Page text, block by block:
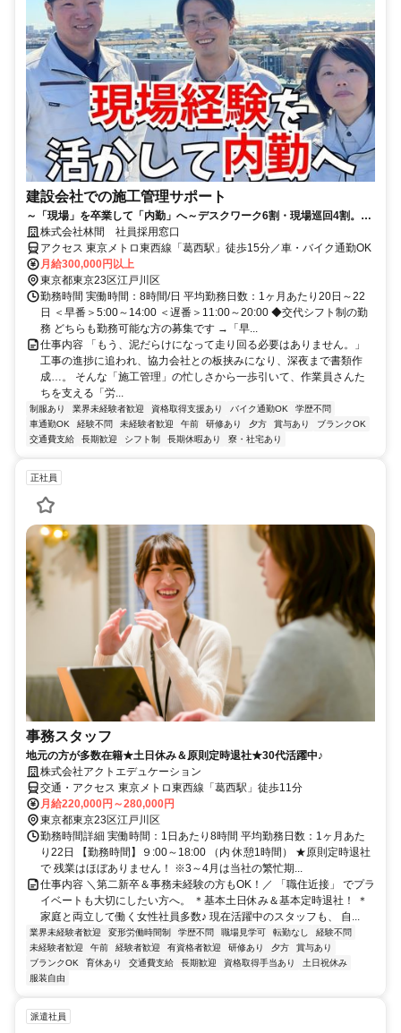
建設会社での施工管理サポート
～「現場」を卒業して「内勤」へ～デスクワーク6割・現場巡回4割。体
力的にも精神的にも“ちょうどいい”働き方。
株式会社林間 社員採用窓口
アクセス 東京メトロ東西線「葛西駅」徒歩15分／車・バイク通勤OK
月給300,000円以上
東京都東京23区江戸川区
勤務時間 実働時間：8時間/日 平均勤務日数：1ヶ月あたり20日～22
日 ＜早番＞5:00～14:00 ＜遅番＞11:00～20:00 ◆交代シフト制の勤
務 どちらも勤務可能な方の募集です →「早...
仕事内容 「もう、泥だらけになって走り回る必要はありません。」
工事の進捗に追われ、協力会社との板挟みになり、深夜まで書類作
成…。 そんな「施工管理」の忙しさから一歩引いて、作業員さんた
ちを支える「労...
制服あり 業界未経験者歓迎 資格取得支援あり バイク通勤OK
学歴不問
車通勤OK
経験不問 未経験者歓迎 午前 研修あり 夕方 賞与あり
ブランクOK
交通費支給
長期歓迎 シフト制 長期休暇あり 寮・社宅あり
正社員
事務スタッフ
地元の方が多数在籍★土日休み＆原則定時退社★30代活躍中♪
株式会社アクトエデュケーション
交通・アクセス 東京メトロ東西線「葛西駅」徒歩11分
月給220,000円～280,000円
東京都東京23区江戸川区
勤務時間詳細 実働時間：1日あたり8時間 平均勤務日数：1ヶ月あた
り22日 【勤務時間】９:00～18:00 （内 休憩1時間） ★原則定時退社
で 残業はほぼありません！ ※3～4月は当社の繁忙期...
仕事内容 ＼第二新卒＆事務未経験の方もOK！／ 「職住近接」 でプラ
イベートも大切にしたい方へ。 ＊基本土日休み＆基本定時退社！ ＊
家庭と両立して働く女性社員多数♪ 現在活躍中のスタッフも、 自...
業界未経験者歓迎 変形労働時間制 学歴不問 職場見学可 転勤なし
経験不問
未経験者歓迎
午前 経験者歓迎 有資格者歓迎 研修あり 夕方
賞与あり
ブランクOK
育休あり 交通費支給 長期歓迎 資格取得手当あり
土日祝休み
服装自由
派遣社員